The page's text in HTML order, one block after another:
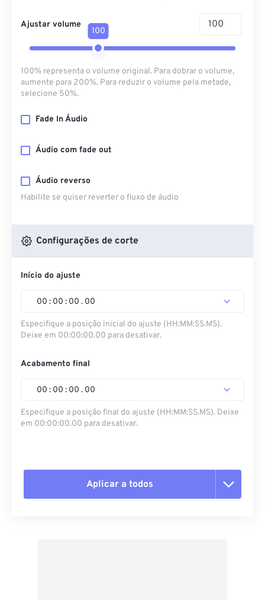
Ajustar volume
100
100% representa o volume original. Para dobrar o volume,
aumente para 200%. Para reduzir o volume pela metade,
selecione 50%.
Fade In Áudio
Áudio com fade out
Áudio reverso
Habilite se quiser reverter o fluxo de áudio
Configurações de corte
Início do ajuste
00 : 00 : 00 . 00
Especifique a posição inicial do ajuste (HH:MM:SS.MS).
Deixe em 00:00:00.00 para desativar.
Acabamento final
00 : 00 : 00 . 00
Especifique a posição final do ajuste (HH:MM:SS.MS). Deixe
em 00:00:00.00 para desativar.
Aplicar a todos